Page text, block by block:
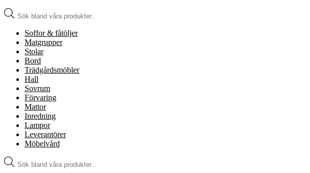
Produktsökning
Soffor & fåtöljer
Matgrupper
Stolar
Bord
Trädgårdsmöbler
Hall
Sovrum
Förvaring
Mattor
Inredning
Lampor
Leverantörer
Möbelvård
Produktsökning